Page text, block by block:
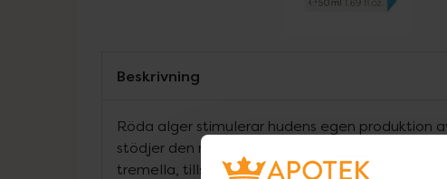
Beskrivning
Röda alger stimulerar hudens egen produktion
stödjer den med långvarig återfuktning.
tremella, tillsammans med aloe vera och vårt